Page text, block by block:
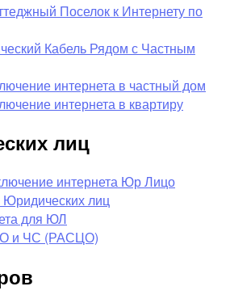
Поселок к Интернету по
Кабель Рядом с Частным
интернета в частный дом
интернета в квартиру
лиц
интернета Юр Лицо
лиц
для ЮЛ
и ЧС (РАСЦО)